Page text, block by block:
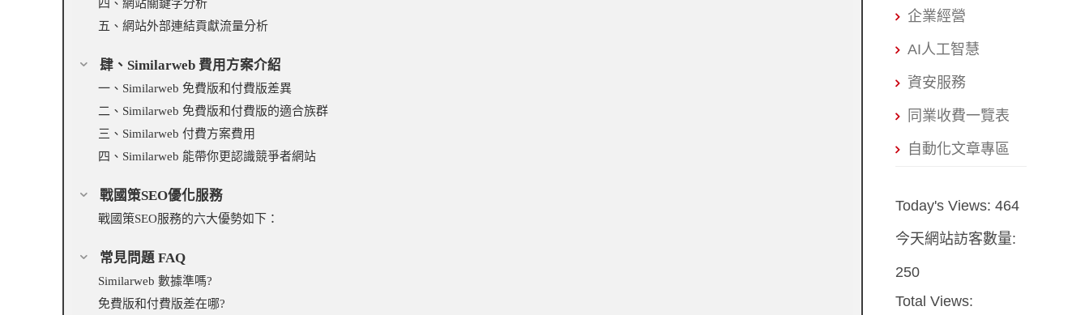
四、網站關鍵字分析
五、網站外部連結貢獻流量分析
肆、Similarweb 費用方案介紹
一、Similarweb 免費版和付費版差異
二、Similarweb 免費版和付費版的適合族群
三、Similarweb 付費方案費用
四、Similarweb 能帶你更認識競爭者網站
戰國策SEO優化服務
戰國策SEO服務的六大優勢如下：
常見問題 FAQ
Similarweb 數據準嗎?
免費版和付費版差在哪?
企業經營
AI人工智慧
資安服務
同業收費一覽表
自動化文章專區
Today's Views:464
今天網站訪客數量:
250
Total Views: